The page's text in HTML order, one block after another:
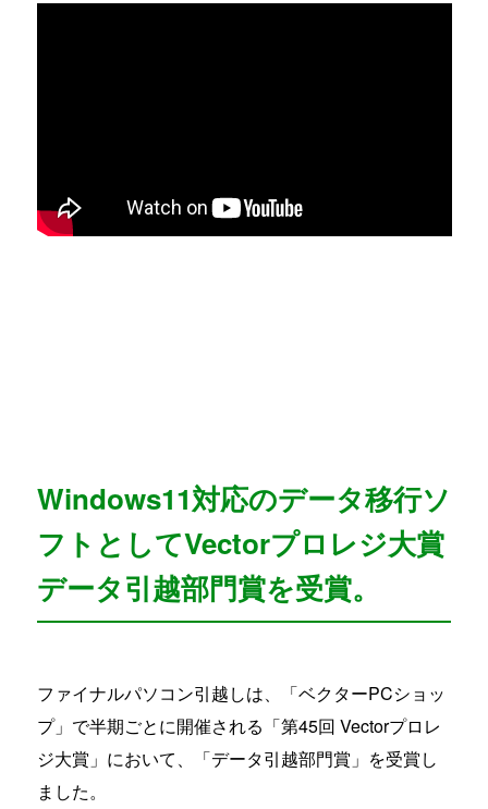
Windows11対応のデータ移行ソ
フトとしてVectorプロレジ大賞
データ引越部門賞を受賞。
ファイナルパソコン引越しは、「ベクターPCショッ
プ」で半期ごとに開催される「第45回 Vectorプロレ
ジ大賞」において、「データ引越部門賞」を受賞し
ました。